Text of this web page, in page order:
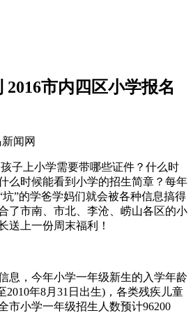
市内四区小学报名
闻网
子上小学需要带哪些证件？什么时
么时候能看到小学的招生简章？每年
”的学爸学妈们就会被各种信息搞得
了市南、市北、李沧、崂山各区的小
送上一份周末福利！
息，今年小学一年级新生的入学年龄
2010年8月31日出生)，各类残疾儿童
市小学一年级招生人数预计96200